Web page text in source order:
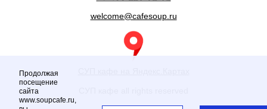
welcome@cafesoup.ru
Продолжая
посещение
сайта
www.soupcafe.ru,